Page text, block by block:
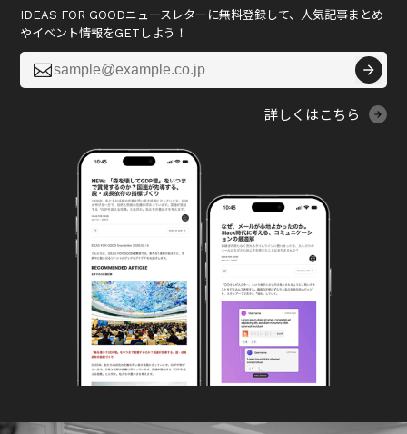
IDEAS FOR GOODニュースレターに無料登録して、人気記事まとめ
やイベント情報をGETしよう！

詳しくはこちら